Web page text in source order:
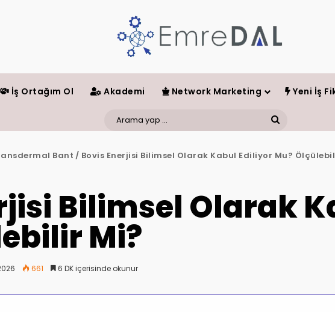
İş Ortağım Ol Akademi Network Marketing Yeni İş
Arama
Bant / Bovis Enerjisi Bilimsel Olarak Kabul Ediliyor Mu?
Bilimsel Olarak
Mi?
661 6 DK içerisinde okunur